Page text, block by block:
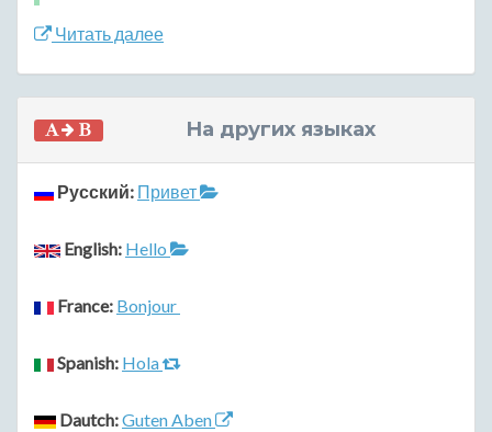
Читать далее
На других языках
Русский: Привет
English: Hello
France: Bonjour
Spanish: Hola
Dautch:Guten Aben